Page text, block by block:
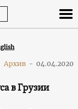
Архив - 04.04.2020
в Грузии